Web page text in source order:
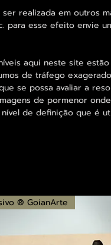
realizada em outros
para esse efeito envie
aqui neste site
de tráfego
se possa avaliar a
de pormenor
de definição que é
® GoianArte